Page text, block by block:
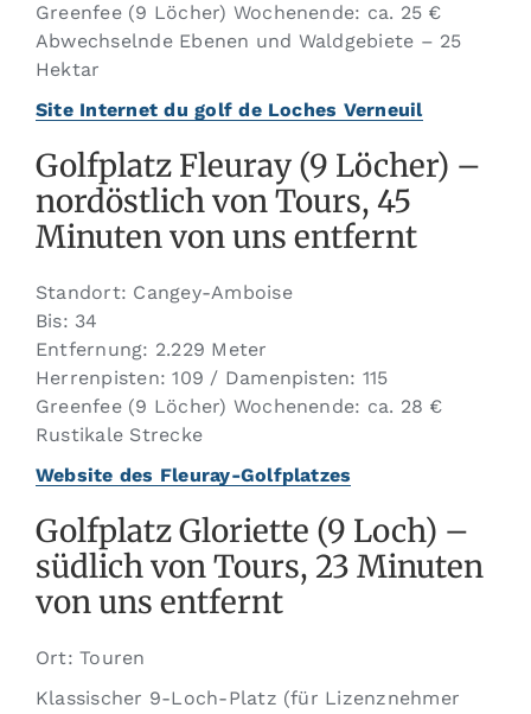
Greenfee (9 Löcher) Wochenende: ca. 25 €
Abwechselnde Ebenen und Waldgebiete – 25
Hektar
Site Internet du golf de Loches Verneuil
Golfplatz Fleuray (9 Löcher) –
nordöstlich von Tours, 45
Minuten von uns entfernt
Standort: Cangey-Amboise
Bis: 34
Entfernung: 2.229 Meter
Herrenpisten: 109 / Damenpisten: 115
Greenfee (9 Löcher) Wochenende: ca. 28 €
Rustikale Strecke
Website des Fleuray-Golfplatzes
Golfplatz Gloriette (9 Loch) –
südlich von Tours, 23 Minuten
von uns entfernt
Ort: Touren
Klassischer 9-Loch-Platz (für Lizenznehmer